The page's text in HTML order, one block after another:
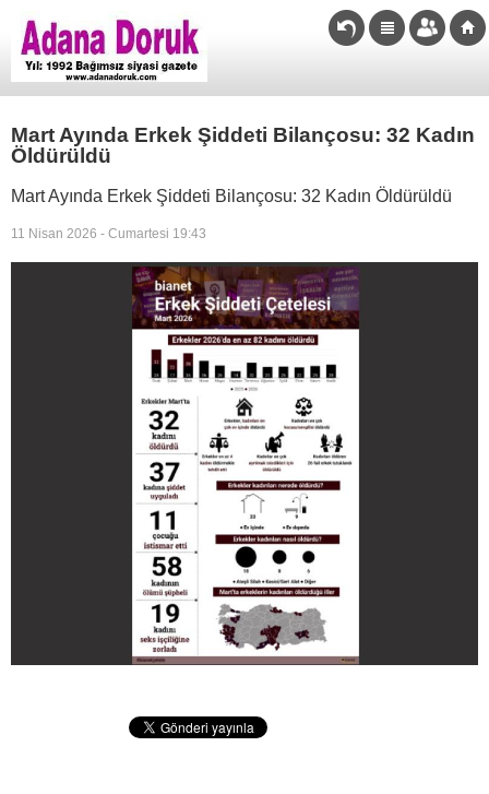
Mart Ayında Erkek Şiddeti Bilançosu: 32 Kadın
Öldürüldü
Mart Ayında Erkek Şiddeti Bilançosu: 32 Kadın Öldürüldü
11 Nisan 2026 - Cumartesi 19:43